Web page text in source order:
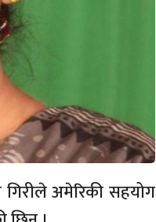
गिरीले अमेरिकी सहयोग